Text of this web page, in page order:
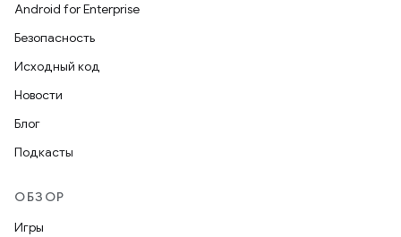
Android for Enterprise
Безопасность
Исходный код
Новости
Блог
Подкасты
ОБЗОР
Игры